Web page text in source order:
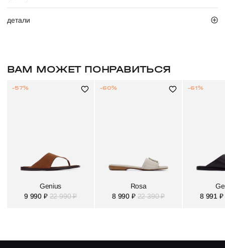
детали
ВАМ МОЖЕТ ПОНРАВИТЬСЯ
Genius
9 990 ₽ 22 990 ₽
-57%
Rosa
8 990 ₽ 22 390 ₽
-60%
8 991 ₽
-61%